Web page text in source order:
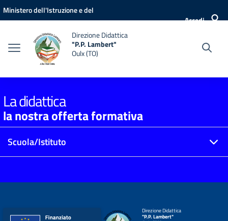
Vai ai contenuti
Vai al menu di navigazione
Vai al footer
Ministero dell'Istruzione e del
Accedi
Direzione Didattica
"P.P. Lambert"
Oulx (TO)
La didattica
la nostra offerta formativa
Scuola/Istituto
Direzione Didattica
"P.P. Lambert"